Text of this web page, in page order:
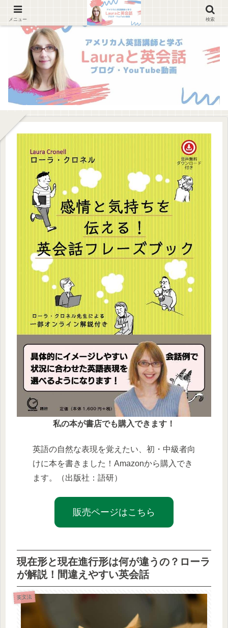
私の本が書店でも購入できます！
英語の自然な表現を覚えたい、初・中級者向
けに本を書きました！Amazonから購入でき
ます。（出版社：語研）
販売ページはこちら
現在形と現在進行形は何が違うの？ローラ
が解説！間違えやすい英会話
英文法
メニュー 検索